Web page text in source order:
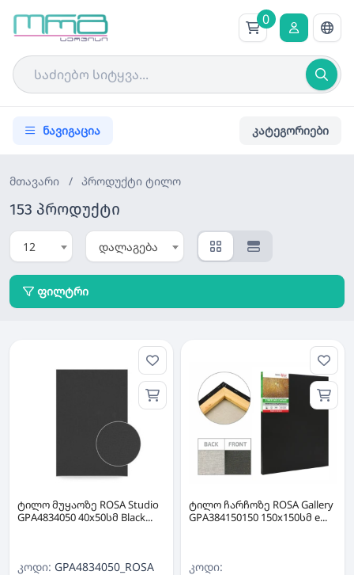
0
ნავიგაცია კატეგორიები
მთავარი / პროდუქტი ტილო
153 პროდუქტი
12 დალაგება
ფილტრი
ტილო მუყაოზე ROSA Studio
GPA4834050 40x50სმ Black...
კოდი: GPA4834050_ROSA
ტილო ჩარჩოზე ROSA Gallery
GPA384150150 150x150სმ e...
კოდი: